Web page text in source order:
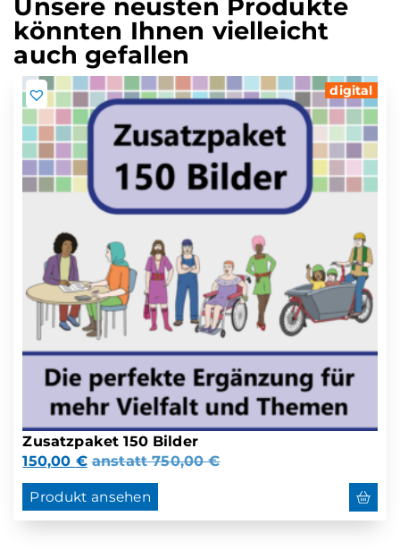
Unsere neusten Produkte
könnten Ihnen vielleicht
auch gefallen
digital
Zusatzpaket 150 Bilder
150,00 € anstatt750,00€
Produkt ansehen